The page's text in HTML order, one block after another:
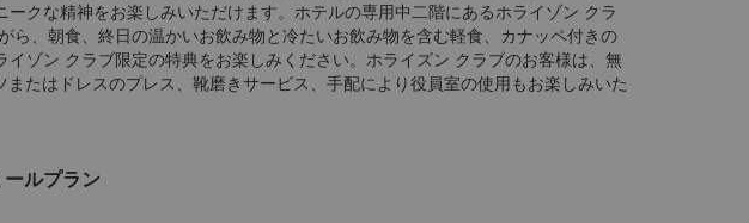
ークな精神をお楽しみいただけます。ホテルの専用中二階にあるホライゾン クラ
ら、朝食、終日の温かいお飲み物と冷たいお飲み物を含む軽食、カナッペ付きの
イゾン クラブ限定の特典をお楽しみください。ホライズン クラブのお客様は、無
たはドレスのプレス、靴磨きサービス、手配により役員室の使用もお楽しみいた
ルプラン